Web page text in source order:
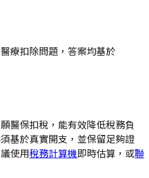
療扣除問題，答案均基於
醫保扣稅，能有效降低稅務負
基於真實開支，並保留足夠證
使用稅務計算機即時估算，或聯